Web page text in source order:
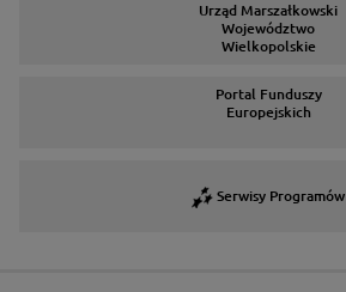
Urząd Marszałkowski
Województwo
Wielkopolskie
Portal Funduszy
Europejskich
Serwisy Programów